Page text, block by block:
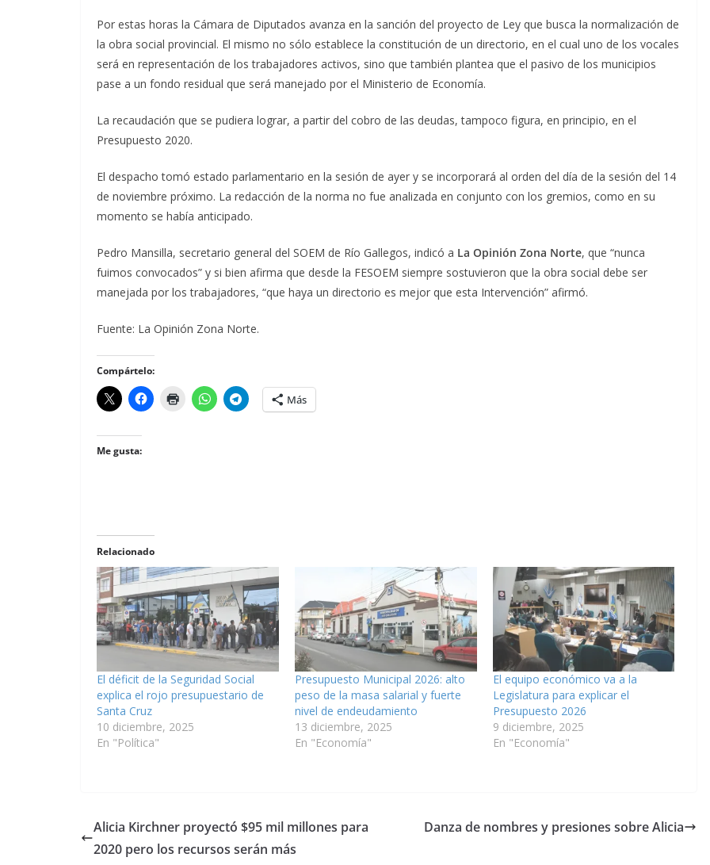
Por estas horas la Cámara de Diputados avanza en la sanción del proyecto de Ley que busca la normalización de
la obra social provincial. El mismo no sólo establece la constitución de un directorio, en el cual uno de los vocales
será en representación de los trabajadores activos, sino que también plantea que el pasivo de los municipios
pase a un fondo residual que será manejado por el Ministerio de Economía.
La recaudación que se pudiera lograr, a partir del cobro de las deudas, tampoco figura, en principio, en el
Presupuesto 2020.
El despacho tomó estado parlamentario en la sesión de ayer y se incorporará al orden del día de la sesión del 14
de noviembre próximo. La redacción de la norma no fue analizada en conjunto con los gremios, como en su
momento se había anticipado.
Pedro Mansilla, secretario general del SOEM de Río Gallegos, indicó a La Opinión Zona Norte, que “nunca
fuimos convocados” y si bien afirma que desde la FESOEM siempre sostuvieron que la obra social debe ser
manejada por los trabajadores, “que haya un directorio es mejor que esta Intervención” afirmó.
Fuente: La Opinión Zona Norte.
Compártelo:
Más
Me gusta:
Relacionado
El déficit de la Seguridad Social
explica el rojo presupuestario de
Santa Cruz
10 diciembre, 2025
En "Política"
Presupuesto Municipal 2026: alto
peso de la masa salarial y fuerte
nivel de endeudamiento
13 diciembre, 2025
En "Economía"
El equipo económico va a la
Legislatura para explicar el
Presupuesto 2026
9 diciembre, 2025
En "Economía"
Alicia Kirchner proyectó $95 mil millones para
2020 pero los recursos serán más
Danza de nombres y presiones sobre Alicia